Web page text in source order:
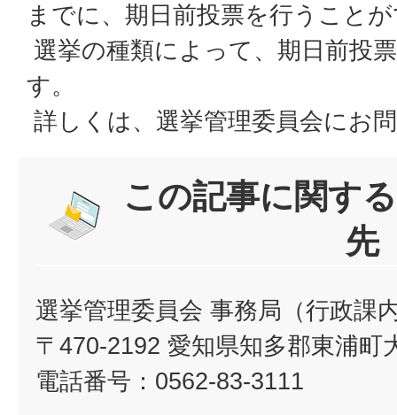
までに、期日前投票を行うこと
選挙の種類によって、期日前投
す。
詳しくは、選挙管理委員会にお
この記事に関す
先
選挙管理委員会 事務局（行政課
〒470-2192 愛知県知多郡東浦町
電話番号：0562-83-3111